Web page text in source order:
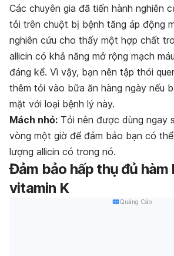
Các chuyên gia đã tiến hành nghiên
tỏi trên chuột bị bệnh tăng áp động
nghiên cứu cho thấy một hợp chất
allicin có khả năng mở rộng mạch
đáng kể. Vì vậy, bạn nên tập thói
thêm tỏi vào bữa ăn hàng ngày nếu
mặt với loại bệnh lý này.
Mách nhỏ: Tỏi nên được dùng ngay
vòng một giờ để đảm bảo bạn có
lượng allicin có trong nó.
Đảm bảo hấp thụ đủ hàm
vitamin K
Quảng Cáo